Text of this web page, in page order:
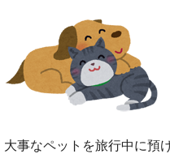
大事なペットを旅行中に預